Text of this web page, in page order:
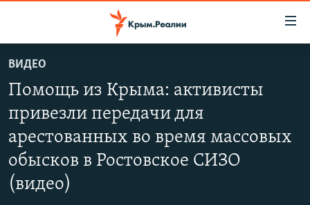
основному
содержанию
Вернутся
главной
навигации
Вернутся
НОВОСТИ
СПЕЦПРОЕКТЫ
КАРТА ВОЕННЫХ ОБЪЕКТОВ КРЫМА
11 ЛЕТ ОККУПАЦИИ КРЫМА. 11 ИСТОРИЙ СОПРОТИВЛЕНИЯ
ВОДА
ИСТОРИЯ
ЕЩЕ
РАДІО СВОБОДА
ВИДЕО
Помощь из Крыма: активисты
привезли передачи для
арестованных во время массовых
обысков в Ростовское СИЗО
(видео)